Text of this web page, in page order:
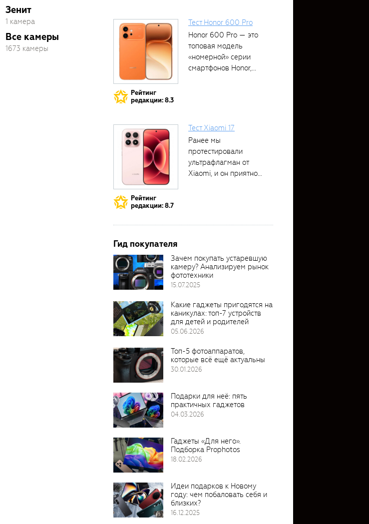
Зенит
1 камера
Все камеры
1673 камеры
Рейтинг
редакции: 8.3
Тест Honor 600 Pro
Honor 600 Pro — это
топовая модель
«номерной» серии
смартфонов Honor,...
Рейтинг
редакции: 8.7
Тест Xiaomi 17
Ранее мы
протестировали
ультрафлагман от
Xiaomi, и он приятно
Гид покупателя
Зачем покупать устаревшую
камеру? Анализируем рынок
фототехники
15.07.2025
Какие гаджеты пригодятся на
каникулах: топ-7 устройств
для детей и родителей
05.06.2026
Топ-5 фотоаппаратов,
которые всё ещё актуальны
30.01.2026
Подарки для неё: пять
практичных гаджетов
04.03.2026
Гаджеты «Для него».
Подборка Prophotos
18.02.2026
Идеи подарков к Новому
году: чем побаловать себя и
близких?
16.12.2025